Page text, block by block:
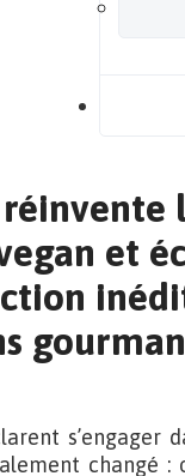
et
s’engager
changé